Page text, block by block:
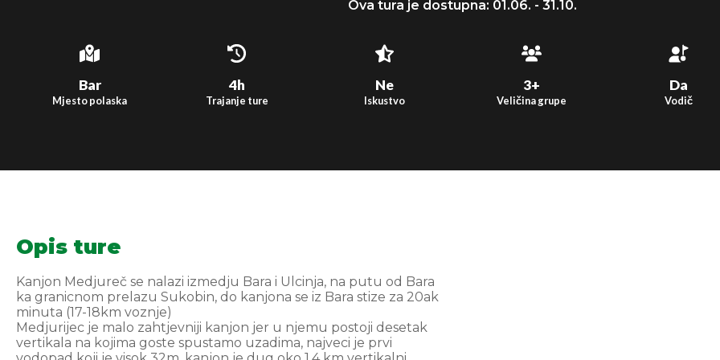
Ova tura je dostupna: 01.06. - 31.10.
Bar
Mjesto polaska
4h
Trajanje ture
Ne
Iskustvo
3+
Veličina grupe
Da
Vodič
Opis ture
Kanjon Medjureč se nalazi izmedju Bara i Ulcinja, na putu od Bara
ka granicnom prelazu Sukobin, do kanjona se iz Bara stize za 20ak
minuta (17-18km voznje)
Medjurijec je malo zahtjevniji kanjon jer u njemu postoji desetak
vertikala na kojima goste spustamo uzadima, najveci je prvi